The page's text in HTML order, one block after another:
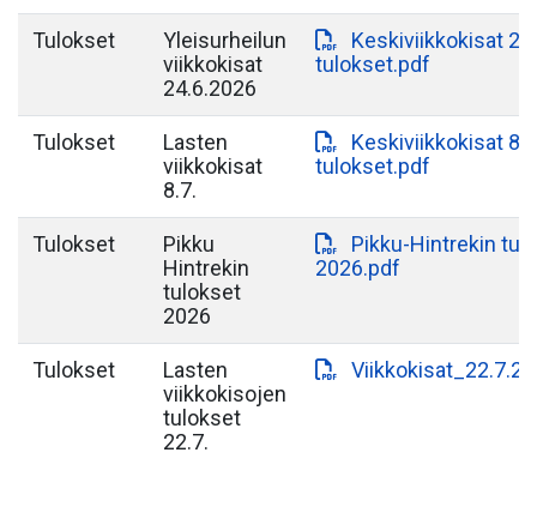
Tulokset
Yleisurheilun
viikkokisat
24.6.2026
Keskiviikkokisat
tulokset.pdf
Tulokset
Lasten
viikkokisat
8.7.
Keskiviikkokisat
tulokset.pdf
Tulokset
Pikku
Hintrekin
tulokset
2026
Pikku-Hintrekin
2026.pdf
Tulokset
Lasten
viikkokisojen
tulokset
22.7.